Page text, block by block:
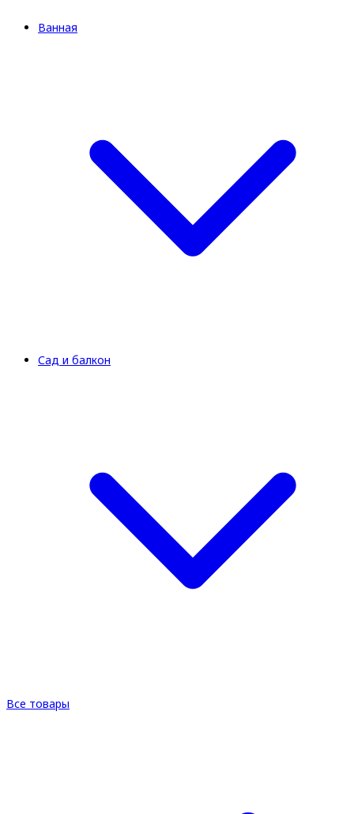
Ванная
Сад и балкон
Все товары